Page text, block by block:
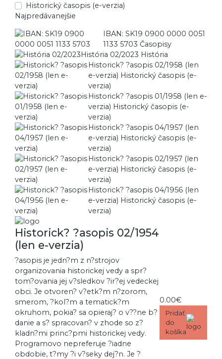
Historický časopis (e-verzia)
Najpredávanejšie
IBAN: SK19 0900 0000 0051
1133 5703 Časopisy
História 02/2023 História
Historick? ?asopis 02/1958 (len
e-verzia) Historický časopis (e-
verzia)
Historick? ?asopis 01/1958 (len e-
verzia) Historický časopis (e-
verzia)
Historick? ?asopis 04/1957 (len
e-verzia) Historický časopis (e-
verzia)
Historick? ?asopis 02/1957 (len
e-verzia) Historický časopis (e-
verzia)
Historick? ?asopis 04/1956 (len
e-verzia) Historický časopis (e-
verzia)
Historick? ?asopis 02/1954
(len e-verzia)
?asopis je jedn?m z n?strojov
organizovania historickej vedy a spr?
tom?ovania jej v?sledkov ?ir?ej vedeckej
obci. Je otvoren? v?etk?m n?zorom,
smerom, ?kol?m a tematick?m
okruhom, pokia? sa opieraj? o v??ne b?
danie a s? spracovan? v zhode so z?
kladn?mi princ?pmi historickej vedy.
Programovo nepreferuje ?iadne
obdobie, t?my ?i v?seky dej?n. Je ?
0.00€
Pridať
do
košíka